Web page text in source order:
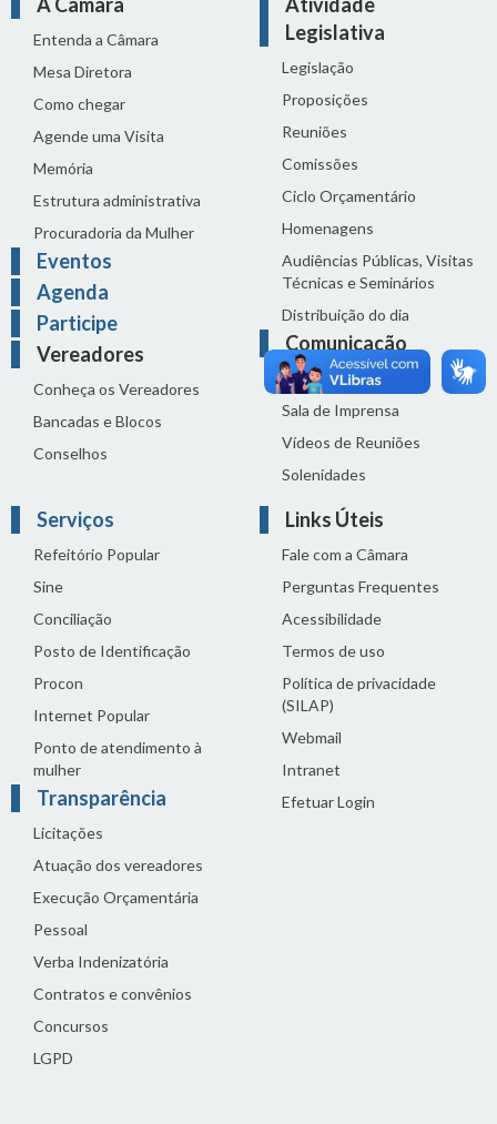
Entenda a Câmara
Mesa Diretora
Como chegar
Agende uma Visita
Memória
Estrutura administrativa
Procuradoria da Mulher
Eventos
Agenda
Participe
Vereadores
Conheça os Vereadores
Bancadas e Blocos
Conselhos
Legislativa
Legislação
Proposições
Reuniões
Comissões
Ciclo Orçamentário
Homenagens
Audiências Públicas, Visitas
Técnicas e Seminários
Distribuição do dia
Comunicação
Notícias
Sala de Imprensa
Vídeos de Reuniões
Solenidades
Serviços
Refeitório Popular
Sine
Conciliação
Posto de Identificação
Procon
Internet Popular
Ponto de atendimento à
mulher
Transparência
Licitações
Atuação dos vereadores
Execução Orçamentária
Pessoal
Verba Indenizatória
Contratos e convênios
Concursos
LGPD
Links Úteis
Fale com a Câmara
Perguntas Frequentes
Acessibilidade
Termos de uso
Política de privacidade
(SILAP)
Webmail
Intranet
Efetuar Login